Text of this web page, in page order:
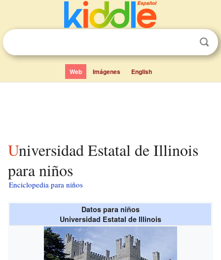
Web Imágenes English
Universidad Estatal de Illinois
para niños
Enciclopedia para niños
Datos para niños
Universidad Estatal de Illinois